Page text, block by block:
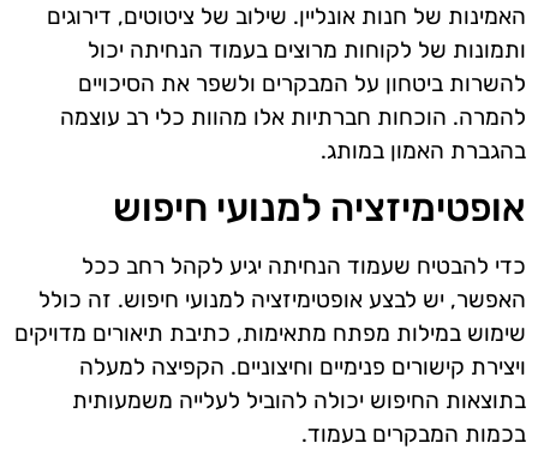
האמינות של חנות אונליין. שילוב של ציטוטים, דירוגים
ותמונות של לקוחות מרוצים בעמוד הנחיתה יכול
להשרות ביטחון על המבקרים ולשפר את הסיכויים
להמרה. הוכחות חברתיות אלו מהוות כלי רב עוצמה
בהגברת האמון במותג.
אופטימיזציה למנועי חיפוש
כדי להבטיח שעמוד הנחיתה יגיע לקהל רחב ככל
האפשר, יש לבצע אופטימיזציה למנועי חיפוש. זה כולל
שימוש במילות מפתח מתאימות, כתיבת תיאורים מדויקים
ויצירת קישורים פנימיים וחיצוניים. הקפיצה למעלה
בתוצאות החיפוש יכולה להוביל לעלייה משמעותית
בכמות המבקרים בעמוד.